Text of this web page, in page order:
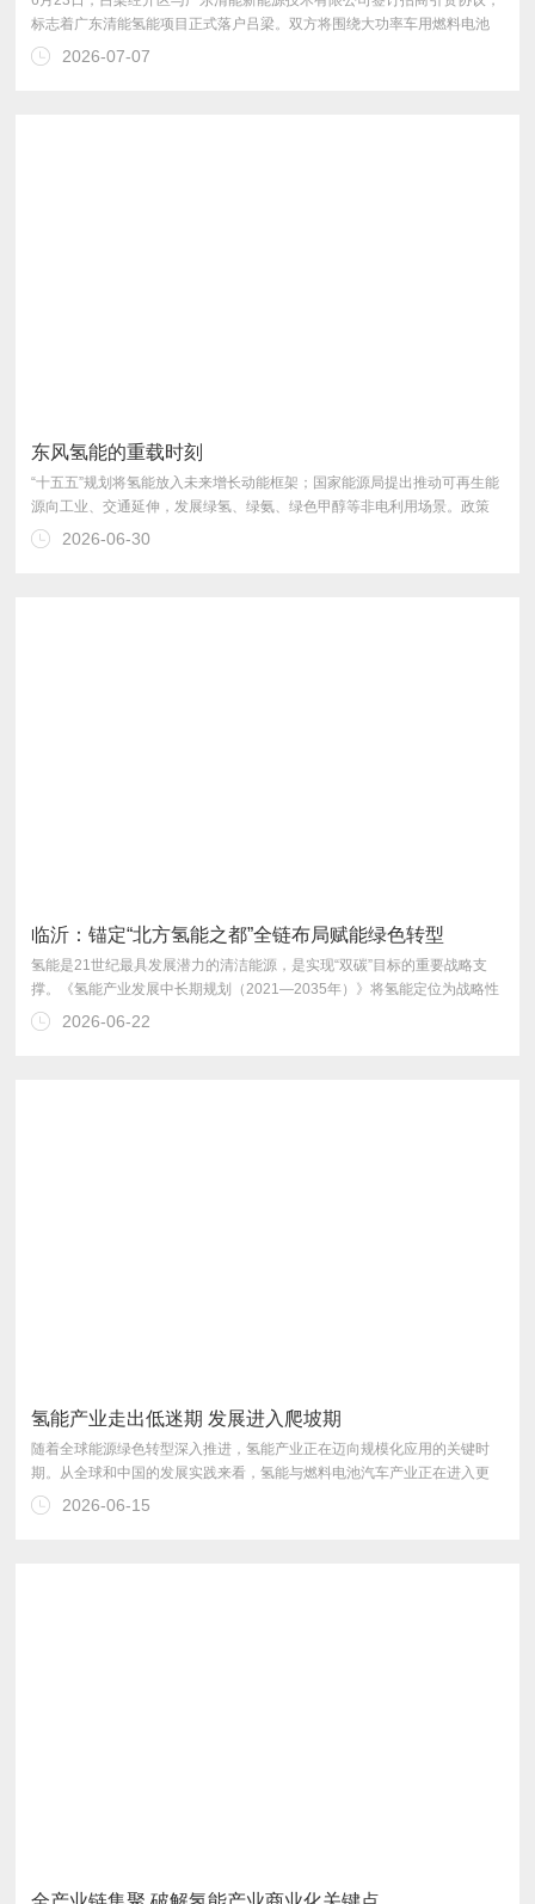
2026-07-07
东风氢能的重载时刻
2026-06-30
临沂：锚定“北方氢能之都”全链布局赋能绿色转型
2026-06-22
氢能产业走出低迷期 发展进入爬坡期
2026-06-15